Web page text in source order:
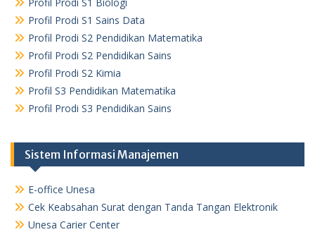
Profil Prodi S1 Sains Data
Profil Prodi S2 Pendidikan Matematika
Profil Prodi S2 Pendidikan Sains
Profil Prodi S2 Kimia
Profil S3 Pendidikan Matematika
Profil Prodi S3 Pendidikan Sains
Sistem Informasi Manajemen
E-office Unesa
Cek Keabsahan Surat dengan Tanda Tangan Elektronik
Unesa Carier Center